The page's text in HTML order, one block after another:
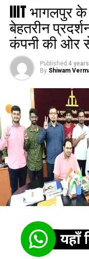
IIIT भागलपुर के
बेहतरीन
कंपनी की ओर
Published 4
By Shiwam